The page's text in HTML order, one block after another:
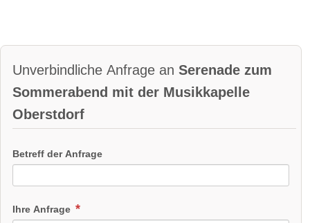
Unverbindliche Anfrage an Serenade zum
Sommerabend mit der Musikkapelle
Oberstdorf
Betreff der Anfrage
Ihre Anfrage